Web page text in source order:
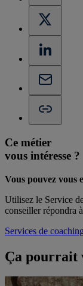
Ce métier
vous intéresse ?
Vous pouvez vous
Utilisez le Service
conseiller répondra
Services de coaching
Ça pourrait